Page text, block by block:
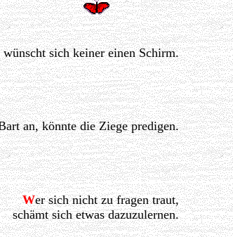
sich keiner einen Schirm.
an, könnte die Ziege predigen.
Wer sich nicht zu fragen traut,
schämt sich etwas dazuzulernen.